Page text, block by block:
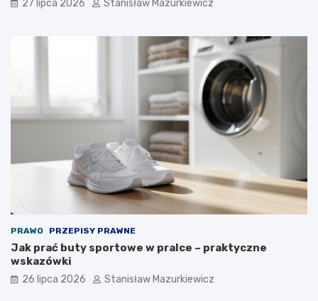
27 lipca 2026 Stanisław Mazurkiewicz
PRAWO PRZEPISY PRAWNE
Jak prać buty sportowe w pralce – praktyczne
wskazówki
26 lipca 2026 Stanisław Mazurkiewicz